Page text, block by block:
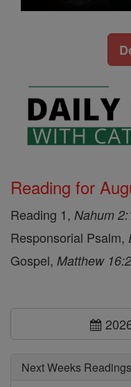
Reading for
Reading 1, Nahum
Responsorial Psalm,
Gospel, Matthew
Next Weeks Readings